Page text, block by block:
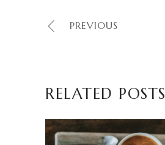
PREVIOUS
RELATED POSTS